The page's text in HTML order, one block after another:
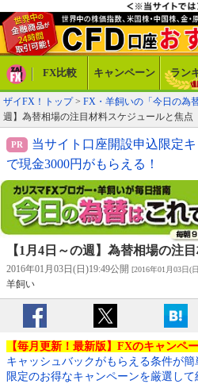
FX比較 キャンペーン ラン
ザイFX！トップ> FX・羊飼いの「今日の為
週】為替相場の注目材料スケジュールと焦点
当サイト口座開設申込限定
で現金3000円がもらえる！
【1月4日～の週】為替相場の注
2016年01月03日(日)19:49公開 [2016年01月03日(
羊飼い
【毎月更新！最新版】FXのキャンペ
キャッシュバックがもらえる条件が簡
限定のお得なキャンペーンを厳選して